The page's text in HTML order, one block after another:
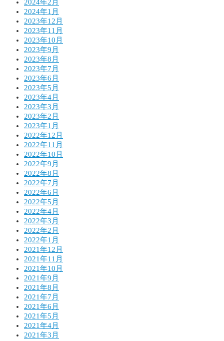
2024年2月
2024年1月
2023年12月
2023年11月
2023年10月
2023年9月
2023年8月
2023年7月
2023年6月
2023年5月
2023年4月
2023年3月
2023年2月
2023年1月
2022年12月
2022年11月
2022年10月
2022年9月
2022年8月
2022年7月
2022年6月
2022年5月
2022年4月
2022年3月
2022年2月
2022年1月
2021年12月
2021年11月
2021年10月
2021年9月
2021年8月
2021年7月
2021年6月
2021年5月
2021年4月
2021年3月